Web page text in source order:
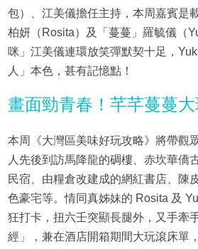
包）、江美儀擔任主持，本周嘉賓是
柏妍（Rosita）及「蔓蔓」羅毓儀（
咪」江美儀連環放笑彈默契十足，
人」本色，甚有記憶點！
畫面勁青春！芊芊蔓蔓
本周《大灣區美味好玩攻略》將帶觀
人先後到訪馬降龍的碉樓、赤坎華僑
民宿、由糧倉改建成的網紅書店、陳
色豪宅等。情同真姊妹的 Rosita 及
狂打卡，扭六壬突顯長腿外，又手牽
經」，兼在酒店開箱期間大玩滾床單